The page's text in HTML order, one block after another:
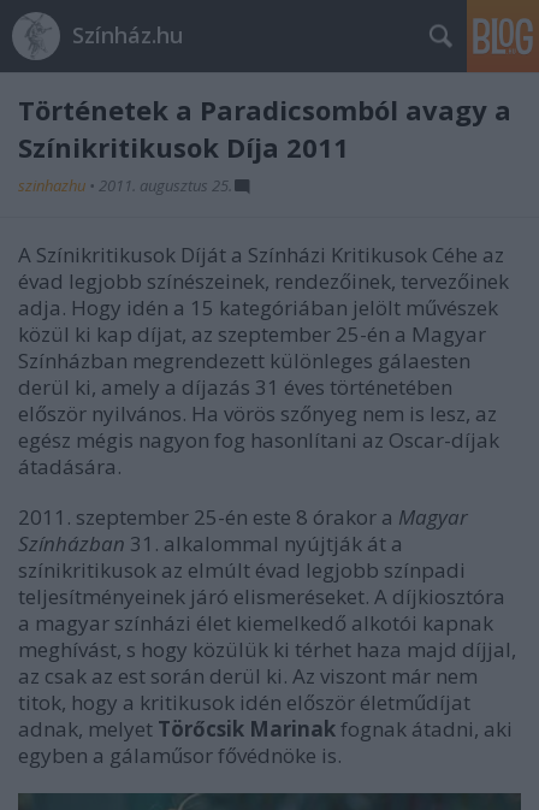
Színház.hu
Történetek a Paradicsomból avagy a
Színikritikusok Díja 2011
szinhazhu • 2011. augusztus 25.
A Színikritikusok Díját a Színházi Kritikusok Céhe az
évad legjobb színészeinek, rendezőinek, tervezőinek
adja. Hogy idén a 15 kategóriában jelölt művészek
közül ki kap díjat, az szeptember 25-én a Magyar
Színházban megrendezett különleges gálaesten
derül ki, amely a díjazás 31 éves történetében
először nyilvános. Ha vörös szőnyeg nem is lesz, az
egész mégis nagyon fog hasonlítani az Oscar-díjak
átadására.
2011. szeptember 25-én este 8 órakor a Magyar
Színházban 31. alkalommal nyújtják át a
színikritikusok az elmúlt évad legjobb színpadi
teljesítményeinek járó elismeréseket. A díjkiosztóra
a magyar színházi élet kiemelkedő alkotói kapnak
meghívást, s hogy közülük ki térhet haza majd díjjal,
az csak az est során derül ki. Az viszont már nem
titok, hogy a kritikusok idén először életműdíjat
adnak, melyet Törőcsik Marinakfognak átadni, aki
egyben a gálaműsor fővédnöke is.